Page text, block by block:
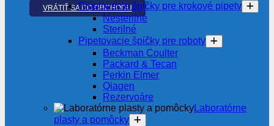
VRÁTIŤ SA DO OBCHODU
Pipetovacie špičky pre krokové pipety
Nesterilné
Sterilné
Pipetovacie špičky pre roboty
Beckman Coulter
Packard & Tecan
Perkin Elmer
Qiagen
Rezervoáre
Laboratórne
plasty a pomôcky